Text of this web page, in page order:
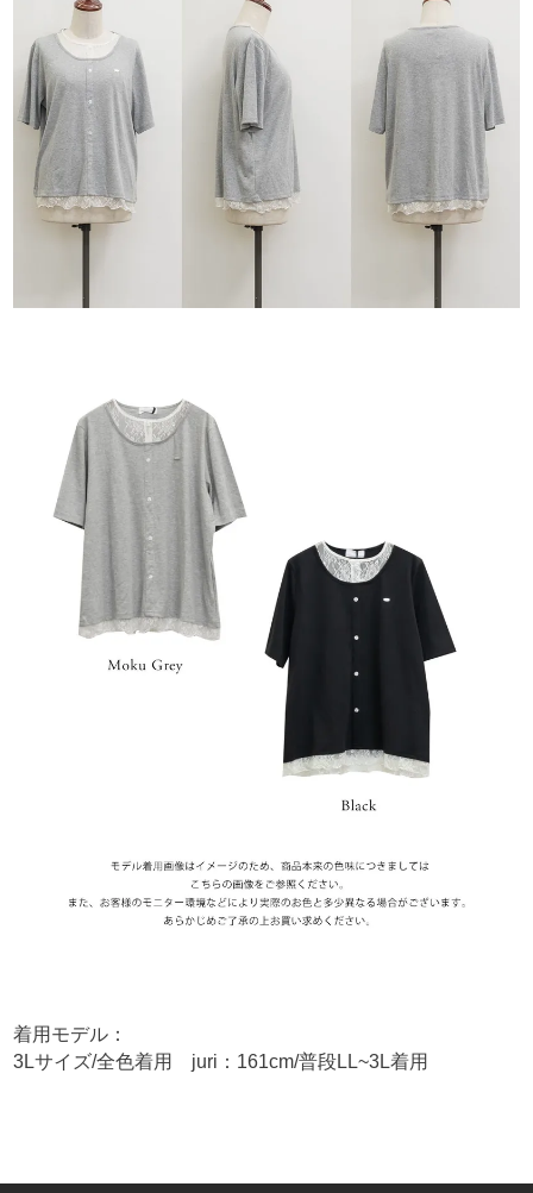
着用モデル：
3Lサイズ/全色着用 juri：161cm/普段LL~3L着用